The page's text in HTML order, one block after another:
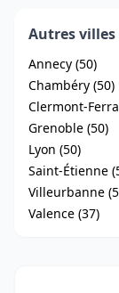
Autres
Annecy (50)
Chambéry (50)
Clermont-
Grenoble (50)
Lyon (50)
Saint-Étienne
Villeurbanne
Valence (37)